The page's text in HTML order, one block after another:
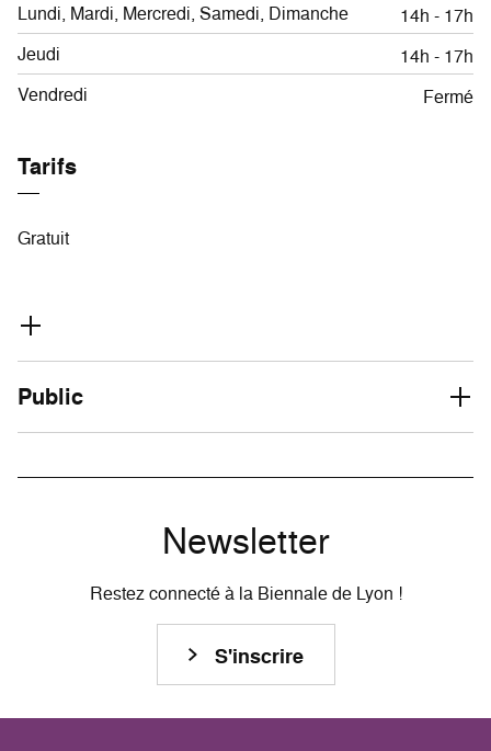
Lundi, Mardi, Mercredi, Samedi, Dimanche
14h - 17h
Jeudi
14h - 17h
Vendredi
Fermé
Tarifs
Gratuit
Public
Newsletter
Restez connecté à la Biennale de Lyon !
S'inscrire